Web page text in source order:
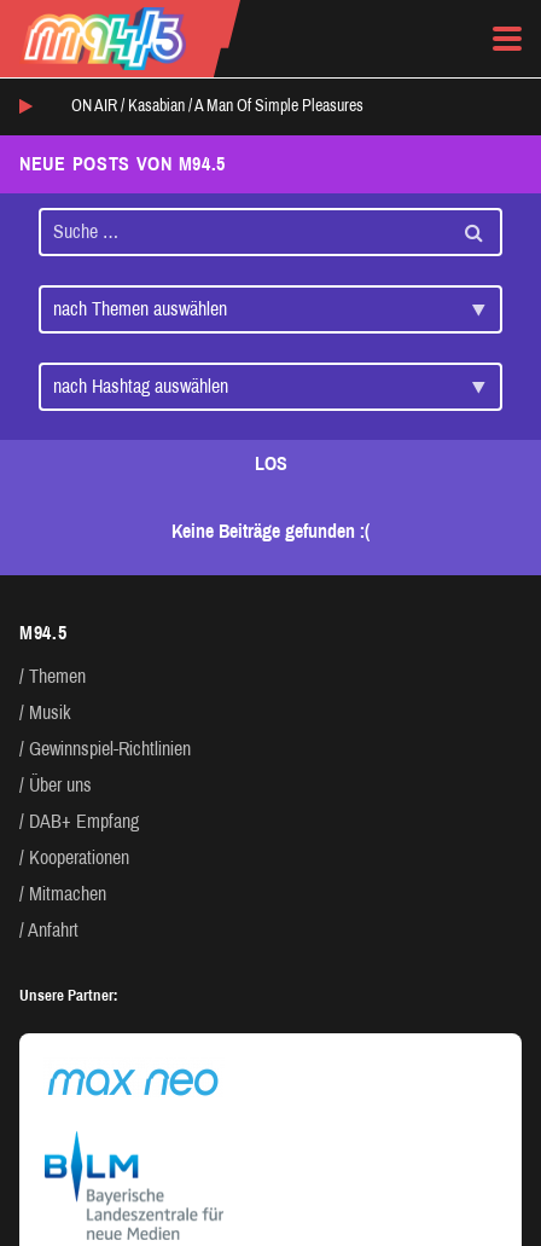
ON AIR / Kasabian /A Man Of Simple Pleasures
NEUE POSTS VON M94.5
LOS
Keine Beiträge gefunden :(
M94.5
Themen
Musik
Gewinnspiel-Richtlinien
Über uns
DAB+ Empfang
Kooperationen
Mitmachen
Anfahrt
Unsere Partner: